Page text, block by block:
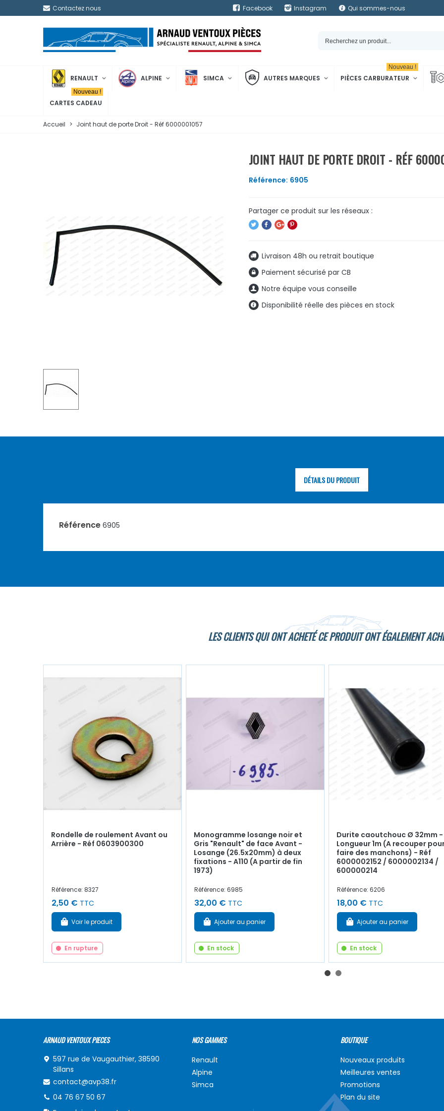
Contactez nous Facebook Instagram Qui sommes-nous
RENAULT ALPINE SIMCA AUTRES MARQUES PIÈCES CARBURATEUR
Nouveau !
CARTES CADEAU
Nouveau !
Accueil > Joint haut de porte Droit - Réf 6000001057
JOINT HAUT DE PORTE DROIT - RÉF
Référence: 6905
Livraison 48h ou retrait boutique
Paiement sécurisé par CB
Notre équipe vous conseille
Disponibilité réelle des pièces en stock
DÉTAILS DU PRODUIT
Référence 6905
LES CLIENTS QUI ONT ACHETÉ CE PRODUIT ONT ÉGALEMENT
Rondelle de roulement Avant ou
Arrière - Réf 0603900300
Référence: 8327
2,50 € TTC
Voir le produit
En rupture
Monogramme losange noir et
Gris "Renault" de face Avant -
Losange (26.5x20mm) à deux
fixations - A110 (A partir de fin
1973)
Référence: 6985
32,00 € TTC
Ajouter au panier
En stock
Durite caoutchouc Ø 32mm -
Longueur 1m (A recouper
faire des manchons) - Réf
6000002152 / 6000002134 /
600000214
Référence: 6206
18,00 € TTC
Ajouter au panier
En stock
ARNAUD VENTOUX PIECES
597 rue de Vaugauthier, 38590
Sillans
contact@avp38.fr
04 76 67 50 67
NOS GAMMES
Renault
Alpine
Simca
BOUTIQUE
Nouveaux produits
Meilleures ventes
Promotions
Plan du site